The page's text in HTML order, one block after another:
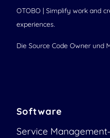
OTOBO | Simplify work and
experiences.
Die Source Code Owner und
Software
Service